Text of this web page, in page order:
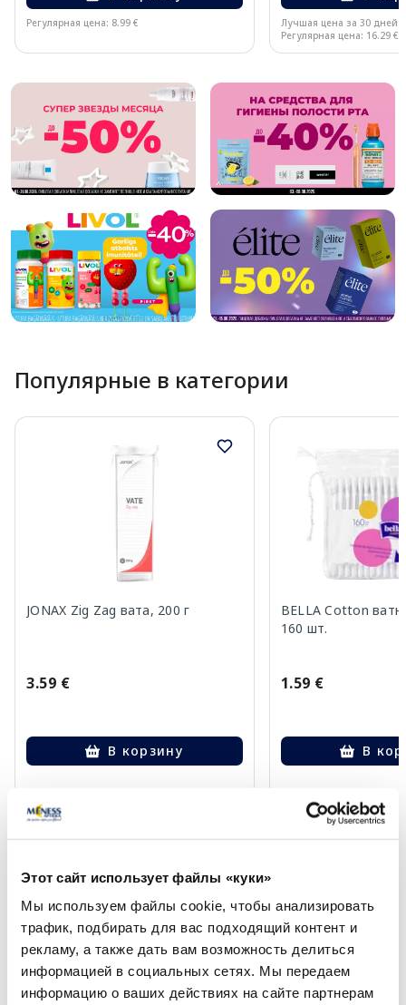
Этот сайт использует файлы «куки»
Мы используем файлы cookie, чтобы анализировать
трафик, подбирать для вас подходящий контент и
рекламу, а также дать вам возможность делиться
информацией в социальных сетях. Мы передаем
информацию о ваших действиях на сайте партнерам
Регулярная цена: 8.99 € Лучшая цена за 30 дней:
Регулярная цена: 16.29 €
Популярные в категории
JONAX Zig Zag вата, 200 г
3.59 €
В корзину
BELLA Cotton
160 шт.
1.59 €
В
Page 1 of 10
Более...
-30%